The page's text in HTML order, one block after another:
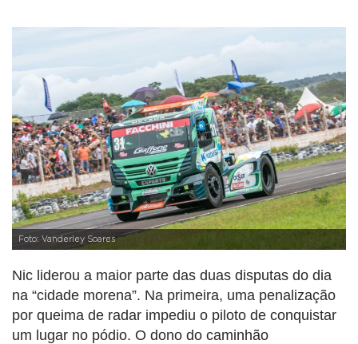
Foto: Vanderley Soares
Nic liderou a maior parte das duas disputas do dia
na “cidade morena”. Na primeira, uma penalização
por queima de radar impediu o piloto de conquistar
um lugar no pódio. O dono do caminhão